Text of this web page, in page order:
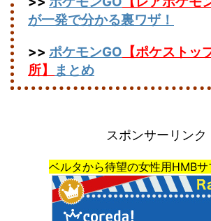
が一発で分かる裏ワザ！
>> ポケモンGO 【ポケスト
所】
まとめ
スポンサーリンク
ベルタから待望の女性用HMBサ